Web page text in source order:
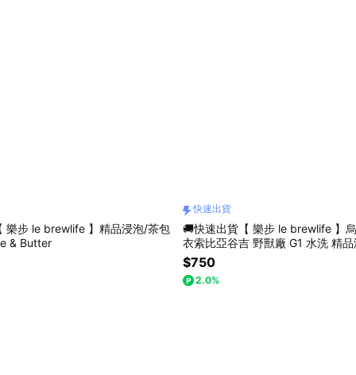
樂步 le brewlife 】精品浸泡/茶包
& Butter
快速出貨
🚚快速出貨【 樂步 le brewlife 】
衣索比亞谷吉 野獸廠 G1 水洗 精
$750
2.0%